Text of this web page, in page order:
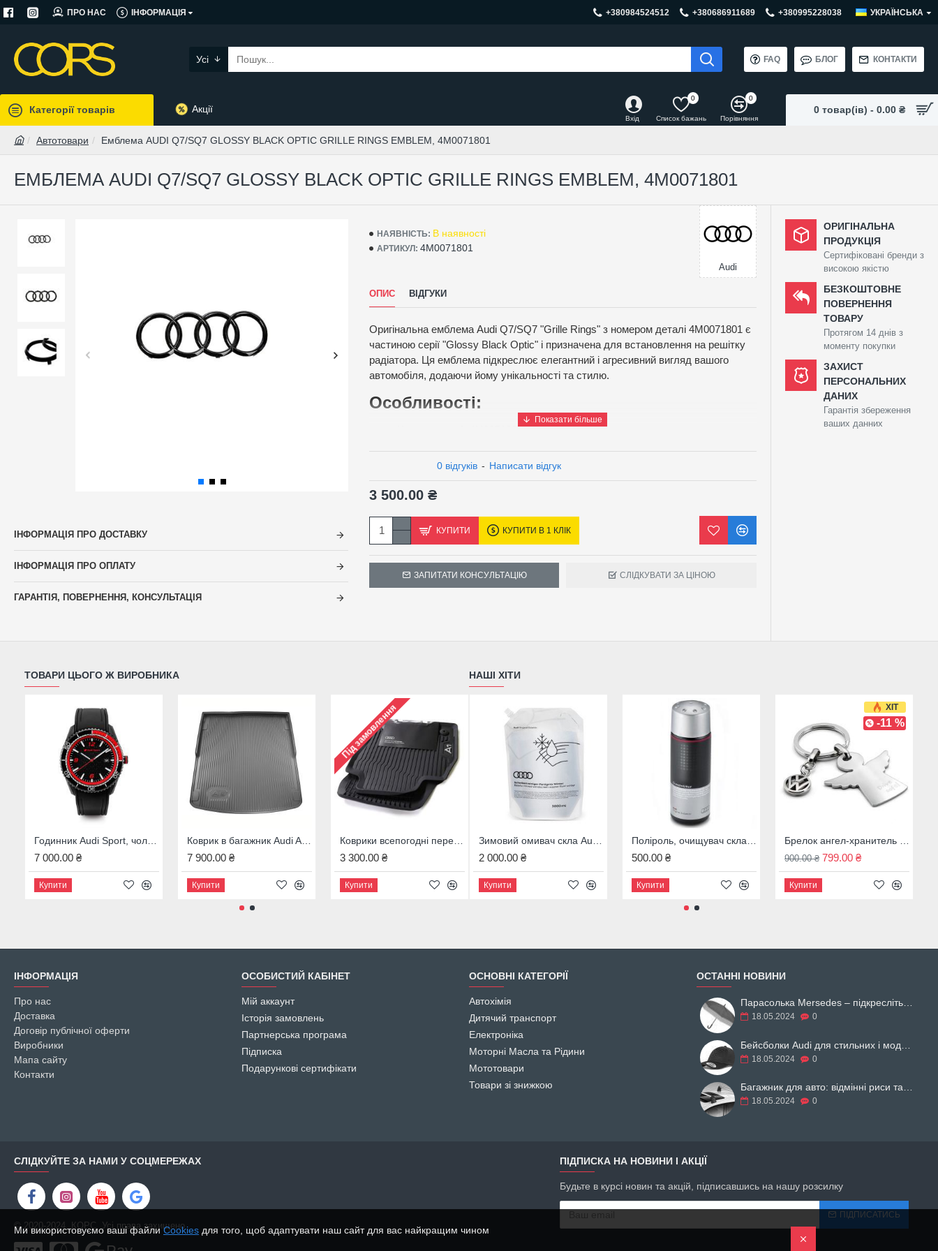
ПРО НАС ІНФОРМАЦІЯ +380984524512 +380686911689 +380995228038 УКРАЇНСЬКА
Усі FAQ БЛОГ КОНТАКТИ
Категорії товарів Акції
Вхід Список бажань
0
Порівняння
0
0 товар(ів) - 0.00 ₴
Автотовари Емблема AUDI Q7/SQ7 GLOSSY BLACK OPTIC GRILLE RINGS EMBLEM, 4M0071801
ЕМБЛЕМА AUDI Q7/SQ7 GLOSSY BLACK OPTIC GRILLE RINGS EMBLEM, 4M0071801
ІНФОРМАЦІЯ ПРО ДОСТАВКУ
ІНФОРМАЦІЯ ПРО ОПЛАТУ
ГАРАНТІЯ, ПОВЕРНЕННЯ, КОНСУЛЬТАЦІЯ
ОПИС ВІДГУКИ
Оригінальна емблема Audi Q7/SQ7 "Grille Rings" з номером деталі 4M0071801 є
частиною серії "Glossy Black Optic" і призначена для встановлення на решітку
радіатора. Ця емблема підкреслює елегантний і агресивний вигляд вашого
автомобіля, додаючи йому унікальності та стилю.
Особливості:
4M0071801
Чорний глянцевий
Матеріал:
Ця емблема з чорним глянцевим покриттям додає вашому Audi Q7 або SQ7
сучасного і стильного вигляду. Вона виготовлена з високоякісних матеріалів, що
забезпечують її довговічність та стійкість до зовнішніх впливів. Емблема легко
Q7/SQ7 зберегти оригінальний вигляд і додати унікальний стиль своєму
НАЯВНІСТЬ: В наявності
АРТИКУЛ: 4M0071801
Audi
0 відгуків - Написати відгук
3 500.00 ₴
КУПИТИ КУПИТИ В 1 КЛІК
ЗАПИТАТИ КОНСУЛЬТАЦІЮ СЛІДКУВАТИ ЗА ЦІНОЮ
ОРИГІНАЛЬНА
ПРОДУКЦІЯ
Сертифіковані бренди з
високою якістю
БЕЗКОШТОВНЕ
ПОВЕРНЕННЯ
ТОВАРУ
Протягом 14 днів з
моменту покупки
ЗАХИСТ
ПЕРСОНАЛЬНИХ
ДАНИХ
Гарантія збереження
ваших данних
ТОВАРИ ЦЬОГО Ж ВИРОБНИКА
Годинник Audi Sport, чоловічий, чорний / червоний, 3102000200
7 000.00 ₴
Купити
Коврик в багажник Audi A6 (4A5; C8) Avant, 4K0061180
7 900.00 ₴
Купити
Під замовлення
Коврики всепогодні передні для Audi A1 Sportback (GB), 82B061501 041
3 300.00 ₴
Купити
3 800.00 ₴
Купити
3 300.00 ₴
Купити
НАШІ ХІТИ
Зимовий омивач скла Audi, 4M8096323B
2 000.00 ₴
Купити
Поліроль, очищувач скла Audi, 00A096329020
500.00 ₴
Купити
ХІТ
-11 %
Брелок ангел-хранитель Volkswagen Drive Safe, 000087010AFJKA 7E9087010
900.00 ₴ 799.00 ₴
Купити
ІНФОРМАЦІЯ
Про нас
Доставка
Договір публічної оферти
Виробники
Мапа сайту
Контакти
ОСОБИСТИЙ КАБІНЕТ
Мій аккаунт
Історія замовлень
Партнерська програма
Підписка
Подарункові сертифікати
ОСНОВНІ КАТЕГОРІЇ
Автохімія
Дитячий транспорт
Електроніка
Моторні Масла та Рідини
Мототовари
Товари зі знижкою
ОСТАННІ НОВИНИ
Парасолька Mersedes – підкресліть свій образ
18.05.2024 0
18.05.2024 0
18.05.2024 0
СЛІДКУЙТЕ ЗА НАМИ У СОЦМЕРЕЖАХ
© 2020-2024, КОРС, Усі права захищено
ПІДПИСКА НА НОВИНИ І АКЦІЇ
Будьте в курсі новин та акцій, підписавшись на нашу розсилку
ПІДПИСАТИСЬ
Ми використовуємо ваші файли Cookies для того, щоб адаптувати наш сайт для вас найкращим чином